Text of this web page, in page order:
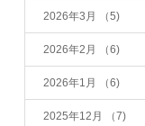
2026年3月 （5)
2026年2月 （6)
2026年1月 （6)
2025年12月 （7)